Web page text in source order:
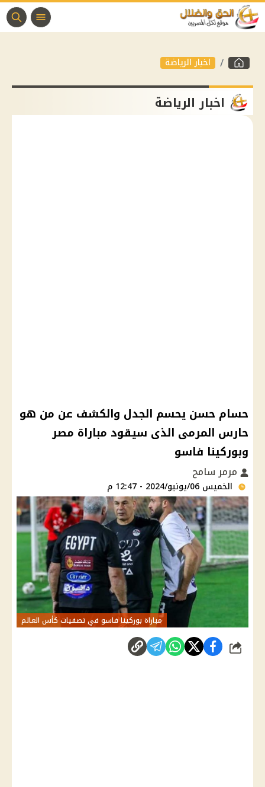
اخبار الرياضة
اخبار الرياضة
حسام حسن يحسم الجدل والكشف عن من هو
حارس المرمى الذى سيقود مباراة مصر
وبوركينا فاسو
مرمر سامح
الخميس 06/يونيو/2024 - 12:47 م
مباراة بوركينا فاسو في تصفيات كأس العالم
شارك